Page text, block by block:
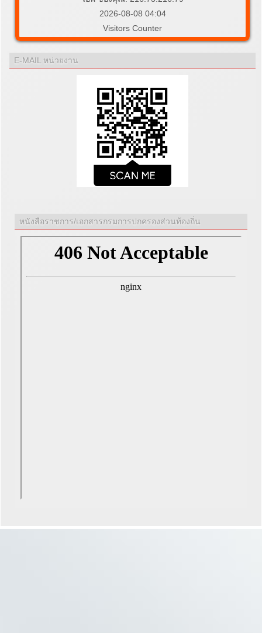
2026-08-08 04:04
Visitors Counter
E-MAIL หน่วยงาน
หนังสือราชการ/เอกสารกรมการปกครองส่วนท้องถิ่น